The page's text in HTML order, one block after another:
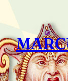
springen